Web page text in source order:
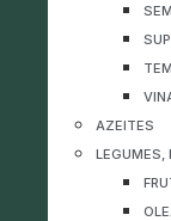
AZEITES
LEGUMES,